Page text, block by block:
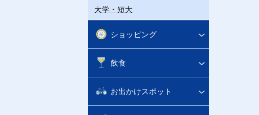
大学・短大
ショッピング
飲食
お出かけスポット